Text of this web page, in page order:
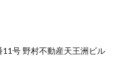
号 野村不動産天王洲ビル